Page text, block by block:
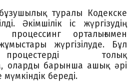
туралы Кодекске
Әкімшілік іс жүргізудің
процессинг орталығымен
жүргізілуде. Бұл
толық
оларды барынша ашық әрі
береді.